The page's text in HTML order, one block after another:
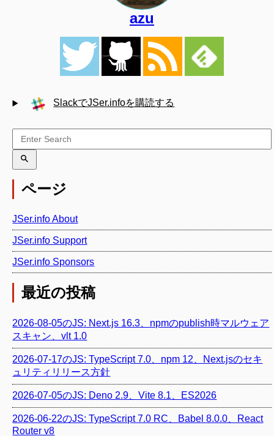
azu
SlackでJSer.infoを購読する
ページ
JSer.info About
JSer.info Support
JSer.info Sponsors
最近の投稿
2026-08-05のJS: Next.js 16.3、npmのpublish時マルウェア
スキャン、vlt 1.0
2026-07-17のJS: TypeScript 7.0、npm 12、Next.jsのセキ
ュリティリリース方針
2026-07-05のJS: Deno 2.9、Vite 8.1、ES2026
2026-06-22のJS: TypeScript 7.0 RC、Babel 8.0.0、React
Router v8